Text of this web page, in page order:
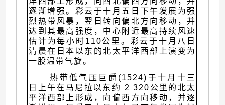
逐渐增强。彩云于十月五日下午发展为强
烈热带风暴，翌日转向偏北方向移动，并
达到其最高强度，中心附近最高持续风速
估计为每小时110公里。彩云于十月八日
清晨在日本以东的北太平洋西部上演变为
一股温带气旋。
热带低气压巨爵(1524)于十月十三
日上午在马尼拉以东约 2 320公里的北太
平洋西部上形成，向偏西方向移动，并逐